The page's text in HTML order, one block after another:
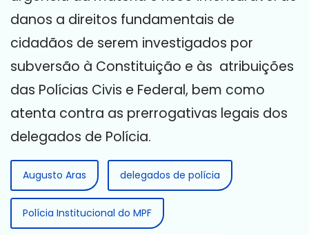
danos a direitos fundamentais de
cidadãos de serem investigados por
subversão à Constituição e às atribuições
das Polícias Civis e Federal, bem como
atenta contra as prerrogativas legais dos
delegados de Polícia.
Augusto Aras delegados de polícia
Polícia Institucional do MPF